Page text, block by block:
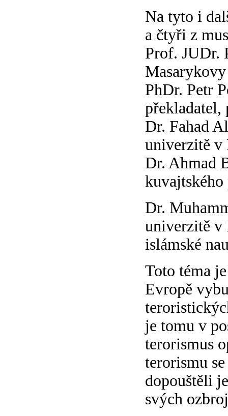
Na tyto i
a čtyři z
Prof. JUDr.
PhDr. Petr
Dr. Fahad
univerzitě v
Dr. Ahmad
kuvajtského
Dr.
univerzitě v
islámské
Toto téma
Evropě
je tomu v
terorismus
terorismu
dopouštěli
svých